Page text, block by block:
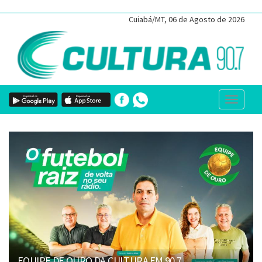
Cuiabá/MT, 06 de Agosto de 2026
MIXTO X ATLÉTICO (MG) NO DUTRINHA